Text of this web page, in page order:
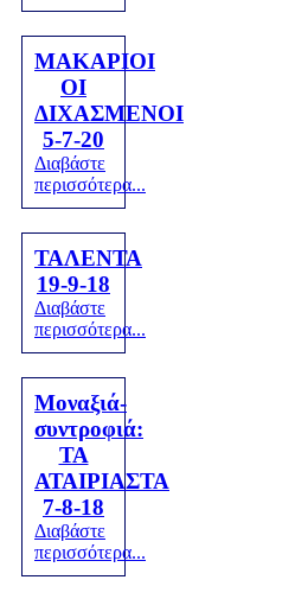
ΜΑΚΑΡΙΟΙ
ΟΙ
ΔΙΧΑΣΜΕΝΟΙ
5-7-20
Διαβάστε
περισσότερα...
ΤΑΛΕΝΤΑ
19-9-18
Διαβάστε
περισσότερα...
Μοναξιά-
συντροφιά:
ΤΑ
ΑΤΑΙΡΙΑΣΤΑ
7-8-18
Διαβάστε
περισσότερα...